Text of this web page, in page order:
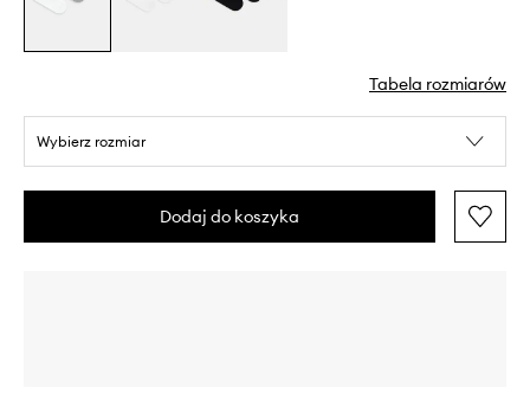
Tabela rozmiarów
Wybierz rozmiar
Dodaj do koszyka